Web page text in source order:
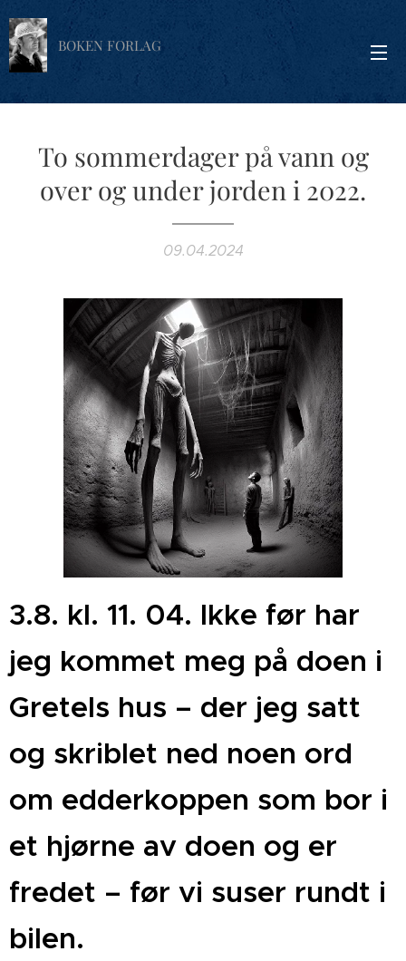
BOKEN FORLAG
To sommerdager på vann og
over og under jorden i 2022.
09.04.2024
3.8. kl. 11. 04. Ikke før har
jeg kommet meg på doen i
Gretels hus – der jeg satt
og skriblet ned noen ord
om edderkoppen som bor i
et hjørne av doen og er
fredet – før vi suser rundt i
bilen.